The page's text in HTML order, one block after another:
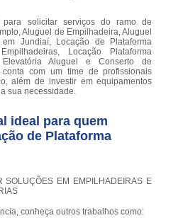
solicitar serviços do ramo de
Aluguel de Empilhadeira, Aluguel
Jundiaí, Locação de Plataforma
Locação Plataforma
Aluguel e Conserto de
conta com um time de profissionais
além de investir em equipamentos
sua necessidade.
ideal para quem
de Plataforma
SOLUÇÕES EM EMPILHADEIRAS E
conheça outros trabalhos como: